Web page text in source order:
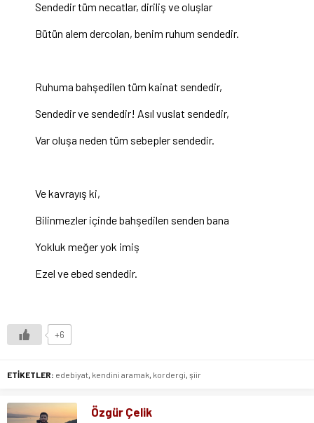
Sendedir tüm necatlar, diriliş ve oluşlar
Bütün alem dercolan, benim ruhum sendedir.
Ruhuma bahşedilen tüm kainat sendedir,
Sendedir ve sendedir! Asıl vuslat sendedir,
Var oluşa neden tüm sebepler sendedir.
Ve kavrayış ki,
Bilinmezler içinde bahşedilen senden bana
Yokluk meğer yok imiş
Ezel ve ebed sendedir.
+6
ETİKETLER: edebiyat, kendini aramak, kordergi, şiir
Özgür Çelik